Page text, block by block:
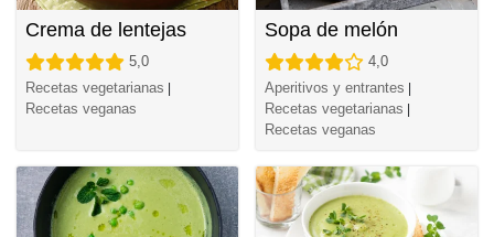
Crema de lentejas
5,0
Recetas vegetarianas
Recetas veganas
Sopa de melón
4,0
Aperitivos y entrantes
Recetas vegetarianas
Recetas veganas